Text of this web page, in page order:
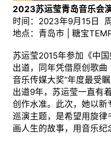
2023苏运莹青岛音乐会演
时间：2023年9月15日
地点：青岛市 | 糖宝
苏运莹2015年参加《中
出道，同年凭借原创歌曲
音乐传媒大奖”年度最受瞩
出道9年，苏运莹一直有
创作水准。此次，她以
巡演主题，是希望用旋律
画人生的故事，用音乐纪